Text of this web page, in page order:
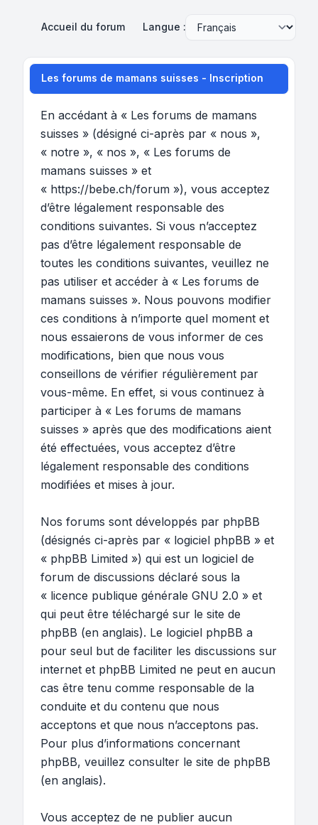
Accueil du forum Langue :
Les forums de mamans suisses - Inscription
En accédant à « Les forums de mamans
suisses » (désigné ci-après par « nous »,
« notre », « nos », « Les forums de
mamans suisses » et
« https://bebe.ch/forum »), vous acceptez
d’être légalement responsable des
conditions suivantes. Si vous n’acceptez
pas d’être légalement responsable de
toutes les conditions suivantes, veuillez ne
pas utiliser et accéder à « Les forums de
mamans suisses ». Nous pouvons modifier
ces conditions à n’importe quel moment et
nous essaierons de vous informer de ces
modifications, bien que nous vous
conseillons de vérifier régulièrement par
vous-même. En effet, si vous continuez à
participer à « Les forums de mamans
suisses » après que des modifications aient
été effectuées, vous acceptez d’être
légalement responsable des conditions
modifiées et mises à jour.
Nos forums sont développés par phpBB
(désignés ci-après par « logiciel phpBB » et
« phpBB Limited ») qui est un logiciel de
forum de discussions déclaré sous la
« licence publique générale GNU 2.0 » et
qui peut être téléchargé sur le site de
phpBB (en anglais). Le logiciel phpBB a
pour seul but de faciliter les discussions sur
internet et phpBB Limited ne peut en aucun
cas être tenu comme responsable de la
conduite et du contenu que nous
acceptons et que nous n’acceptons pas.
Pour plus d’informations concernant
phpBB, veuillez consulter le site de phpBB
(en anglais).
Vous acceptez de ne publier aucun